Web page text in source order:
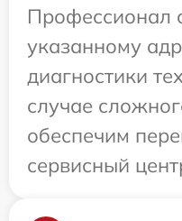
Профессионал
указанному
диагностики
случае
обеспечим
сервисный